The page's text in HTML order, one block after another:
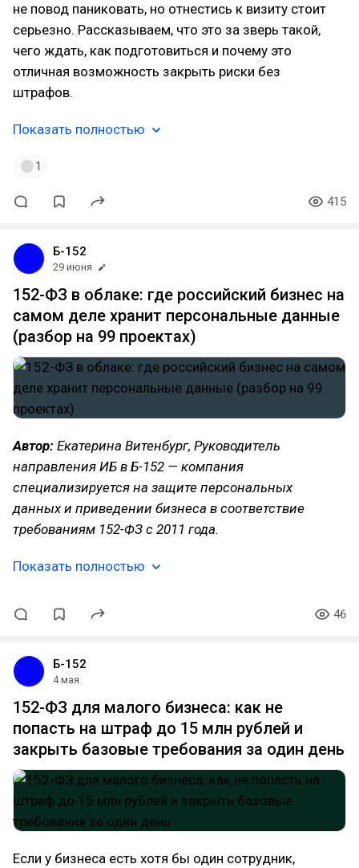
не повод паниковать, но отнестись к визиту стоит
серьезно. Рассказываем, что это за зверь такой,
чего ждать, как подготовиться и почему это
отличная возможность закрыть риски без
штрафов.
Показать полностью
1
415
Б-152
29 июня
152-ФЗ в облаке: где российский бизнес на
самом деле хранит персональные данные
(разбор на 99 проектах)
Автор: Екатерина Витенбург, Руководитель
направления ИБ в Б-152 — компания
специализируется на защите персональных
данных и приведении бизнеса в соответствие
требованиям 152-ФЗ с 2011 года.
Показать полностью
46
Б-152
4 мая
152-ФЗ для малого бизнеса: как не
попасть на штраф до 15 млн рублей и
закрыть базовые требования за один день
Если у бизнеса есть хотя бы один сотрудник,